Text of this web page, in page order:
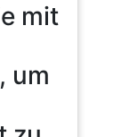
mit
um